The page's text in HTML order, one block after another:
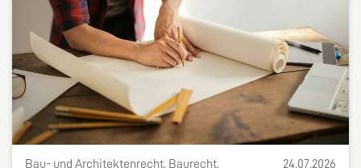
Bau- und Architektenrecht, Baurecht,
24.07.2026